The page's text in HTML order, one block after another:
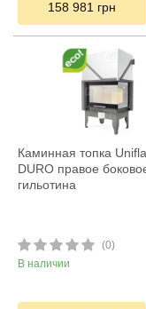
158 981 грн
Каминная топка
DURO правое
гильотина
(0)
В наличии